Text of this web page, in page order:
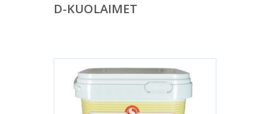
D-KUOLAIMET